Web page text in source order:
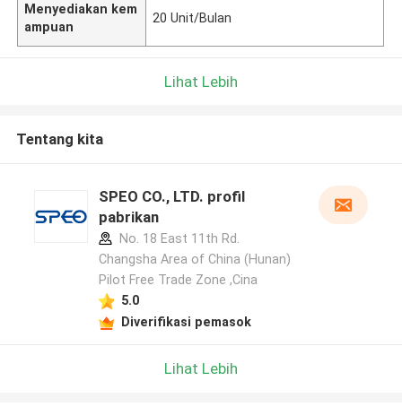
Menyediakan kem
ampuan
20 Unit/Bulan
Lihat Lebih
Tentang kita
SPEO CO., LTD. profil
pabrikan
No. 18 East 11th Rd.
Changsha Area of China (Hunan)
Pilot Free Trade Zone ,Cina
5.0
Diverifikasi pemasok
Lihat Lebih